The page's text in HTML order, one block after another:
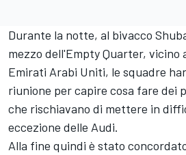
Durante la notte, al bivacco
mezzo dell'Empty Quarter, vicino
Emirati Arabi Uniti, le squadre
riunione per capire cosa fare dei
che rischiavano di mettere in
eccezione delle Audi.
Alla fine quindi è stato